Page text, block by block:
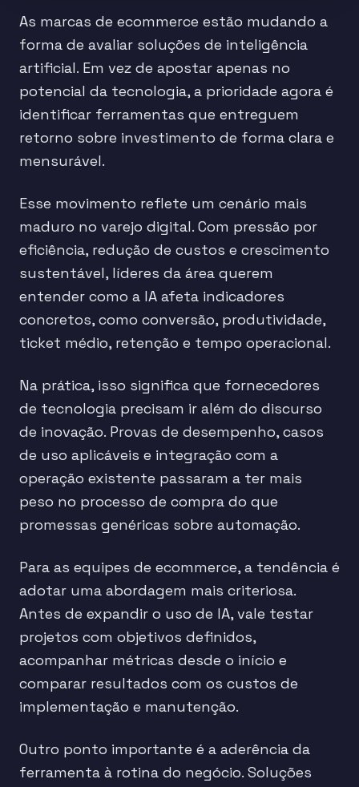
As marcas de ecommerce estão mudando a
forma de avaliar soluções de inteligência
artificial. Em vez de apostar apenas no
potencial da tecnologia, a prioridade agora é
identificar ferramentas que entreguem
retorno sobre investimento de forma clara e
mensurável.
Esse movimento reflete um cenário mais
maduro no varejo digital. Com pressão por
eficiência, redução de custos e crescimento
sustentável, líderes da área querem
entender como a IA afeta indicadores
concretos, como conversão, produtividade,
ticket médio, retenção e tempo operacional.
Na prática, isso significa que fornecedores
de tecnologia precisam ir além do discurso
de inovação. Provas de desempenho, casos
de uso aplicáveis e integração com a
operação existente passaram a ter mais
peso no processo de compra do que
promessas genéricas sobre automação.
Para as equipes de ecommerce, a tendência é
adotar uma abordagem mais criteriosa.
Antes de expandir o uso de IA, vale testar
projetos com objetivos definidos,
acompanhar métricas desde o início e
comparar resultados com os custos de
implementação e manutenção.
Outro ponto importante é a aderência da
ferramenta à rotina do negócio. Soluções